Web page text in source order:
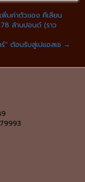
พิ่มค่าตัวของ คีเลียน
ล้านปอนด์ (ราว
” ต้อนรับสู่เปแอสเช →